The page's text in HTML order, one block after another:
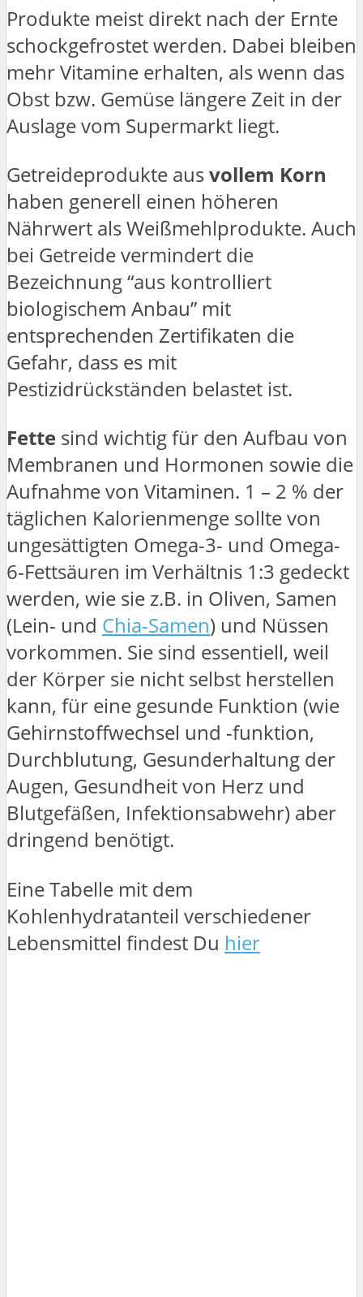
Produkte meist direkt nach der Ernte
schockgefrostet werden. Dabei bleiben
mehr Vitamine erhalten, als wenn das
Obst bzw. Gemüse längere Zeit in der
Auslage vom Supermarkt liegt.
Getreideprodukte ausvollem Korn
haben generell einen höheren
Nährwert als Weißmehlprodukte. Auch
bei Getreide vermindert die
Bezeichnung “aus kontrolliert
biologischem Anbau” mit
entsprechenden Zertifikaten die
Gefahr, dass es mit
Pestizidrückständen belastet ist.
Fette sind wichtig für den Aufbau von
Membranen und Hormonen sowie die
Aufnahme von Vitaminen. 1 – 2 % der
täglichen Kalorienmenge sollte von
ungesättigten Omega-3- und Omega-
6-Fettsäuren im Verhältnis 1:3 gedeckt
werden, wie sie z.B. in Oliven, Samen
(Lein- und Chia-Samen) und Nüssen
vorkommen. Sie sind essentiell, weil
der Körper sie nicht selbst herstellen
kann, für eine gesunde Funktion (wie
Gehirnstoffwechsel und -funktion,
Durchblutung, Gesunderhaltung der
Augen, Gesundheit von Herz und
Blutgefäßen, Infektionsabwehr) aber
dringend benötigt.
Eine Tabelle mit dem
Kohlenhydratanteil verschiedener
Lebensmittel findest Du hier